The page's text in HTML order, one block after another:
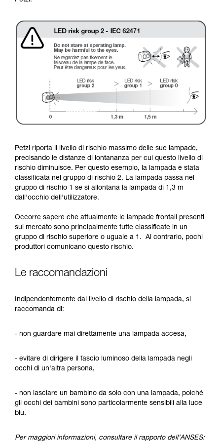
Petzl riporta il livello di rischio massimo delle sue lampade,
precisando le distanze di lontananza per cui questo livello di
rischio diminuisce. Per questo esempio, la lampada è stata
classificata nel gruppo di rischio 2. La lampada passa nel
gruppo di rischio 1 se si allontana la lampada di 1,3 m
dall'occhio dell'utilizzatore.
Occorre sapere che attualmente le lampade frontali presenti
sul mercato sono principalmente tutte classificate in un
gruppo di rischio superiore o uguale a 1. Al contrario, pochi
produttori comunicano questo rischio.
Le raccomandazioni
Indipendentemente dal livello di rischio della lampada, si
raccomanda di:
- non guardare mai direttamente una lampada accesa,
- evitare di dirigere il fascio luminoso della lampada negli
occhi di un'altra persona,
- non lasciare un bambino da solo con una lampada, poiché
gli occhi dei bambini sono particolarmente sensibili alla luce
blu.
Per maggiori informazioni, consultare il rapporto dell’ANSES: